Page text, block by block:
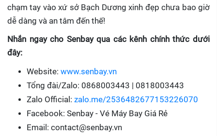
chạm tay vào xứ sở Bạch Dương xinh đẹp chưa bao giờ
dễ dàng và an tâm đến thế!
Nhắn ngay cho Senbay qua các kênh chính thức dưới
đây:
Website: www.senbay.vn
Tổng đài/Zalo: 0868003443 | 0818003443
Zalo Official: zalo.me/2536482677153226070
Facebook: Senbay - Vé Máy Bay Giá Rẻ
Email: contact@senbay.vn